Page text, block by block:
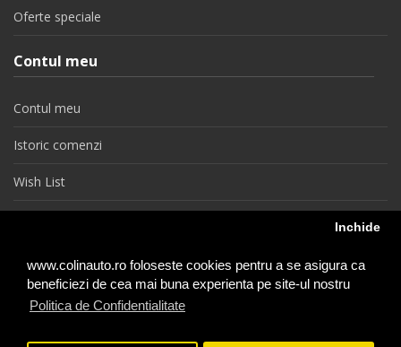
www.colinauto.ro foloseste cookies pentru a se asigura ca
beneficiezi de cea mai buna experienta pe site-ul nostru
Politica de Confidentialitate
Inchide
Oferte speciale
Contul meu
Contul meu
Istoric comenzi
Wish List